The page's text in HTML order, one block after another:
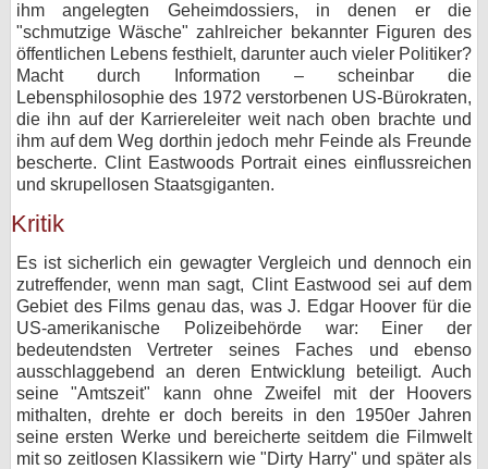
ihm angelegten Geheimdossiers, in denen er die
"schmutzige Wäsche" zahlreicher bekannter Figuren des
öffentlichen Lebens festhielt, darunter auch vieler Politiker?
Macht durch Information – scheinbar die
Lebensphilosophie des 1972 verstorbenen US-Bürokraten,
die ihn auf der Karriereleiter weit nach oben brachte und
ihm auf dem Weg dorthin jedoch mehr Feinde als Freunde
bescherte. Clint Eastwoods Portrait eines einflussreichen
und skrupellosen Staatsgiganten.
Kritik
Es ist sicherlich ein gewagter Vergleich und dennoch ein
zutreffender, wenn man sagt, Clint Eastwood sei auf dem
Gebiet des Films genau das, was J. Edgar Hoover für die
US-amerikanische Polizeibehörde war: Einer der
bedeutendsten Vertreter seines Faches und ebenso
ausschlaggebend an deren Entwicklung beteiligt. Auch
seine "Amtszeit" kann ohne Zweifel mit der Hoovers
mithalten, drehte er doch bereits in den 1950er Jahren
seine ersten Werke und bereicherte seitdem die Filmwelt
mit so zeitlosen Klassikern wie "Dirty Harry" und später als